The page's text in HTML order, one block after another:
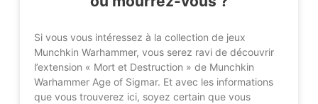
Si vous vous intéressez à la collection de jeux
Munchkin Warhammer, vous serez ravi de découvrir
l’extension « Mort et Destruction » de Munchkin
Warhammer Age of Sigmar. Et avec les informations
que vous trouverez ici, soyez certain que vous